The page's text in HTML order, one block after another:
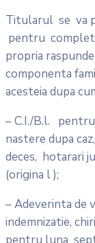
Titularul se va
pentru
propria
componenta
acesteia dupa
– C.I./B.l.
nastere dupa
deces, hotarari
(origina l );
– Adeverinta de
indemnizatie,